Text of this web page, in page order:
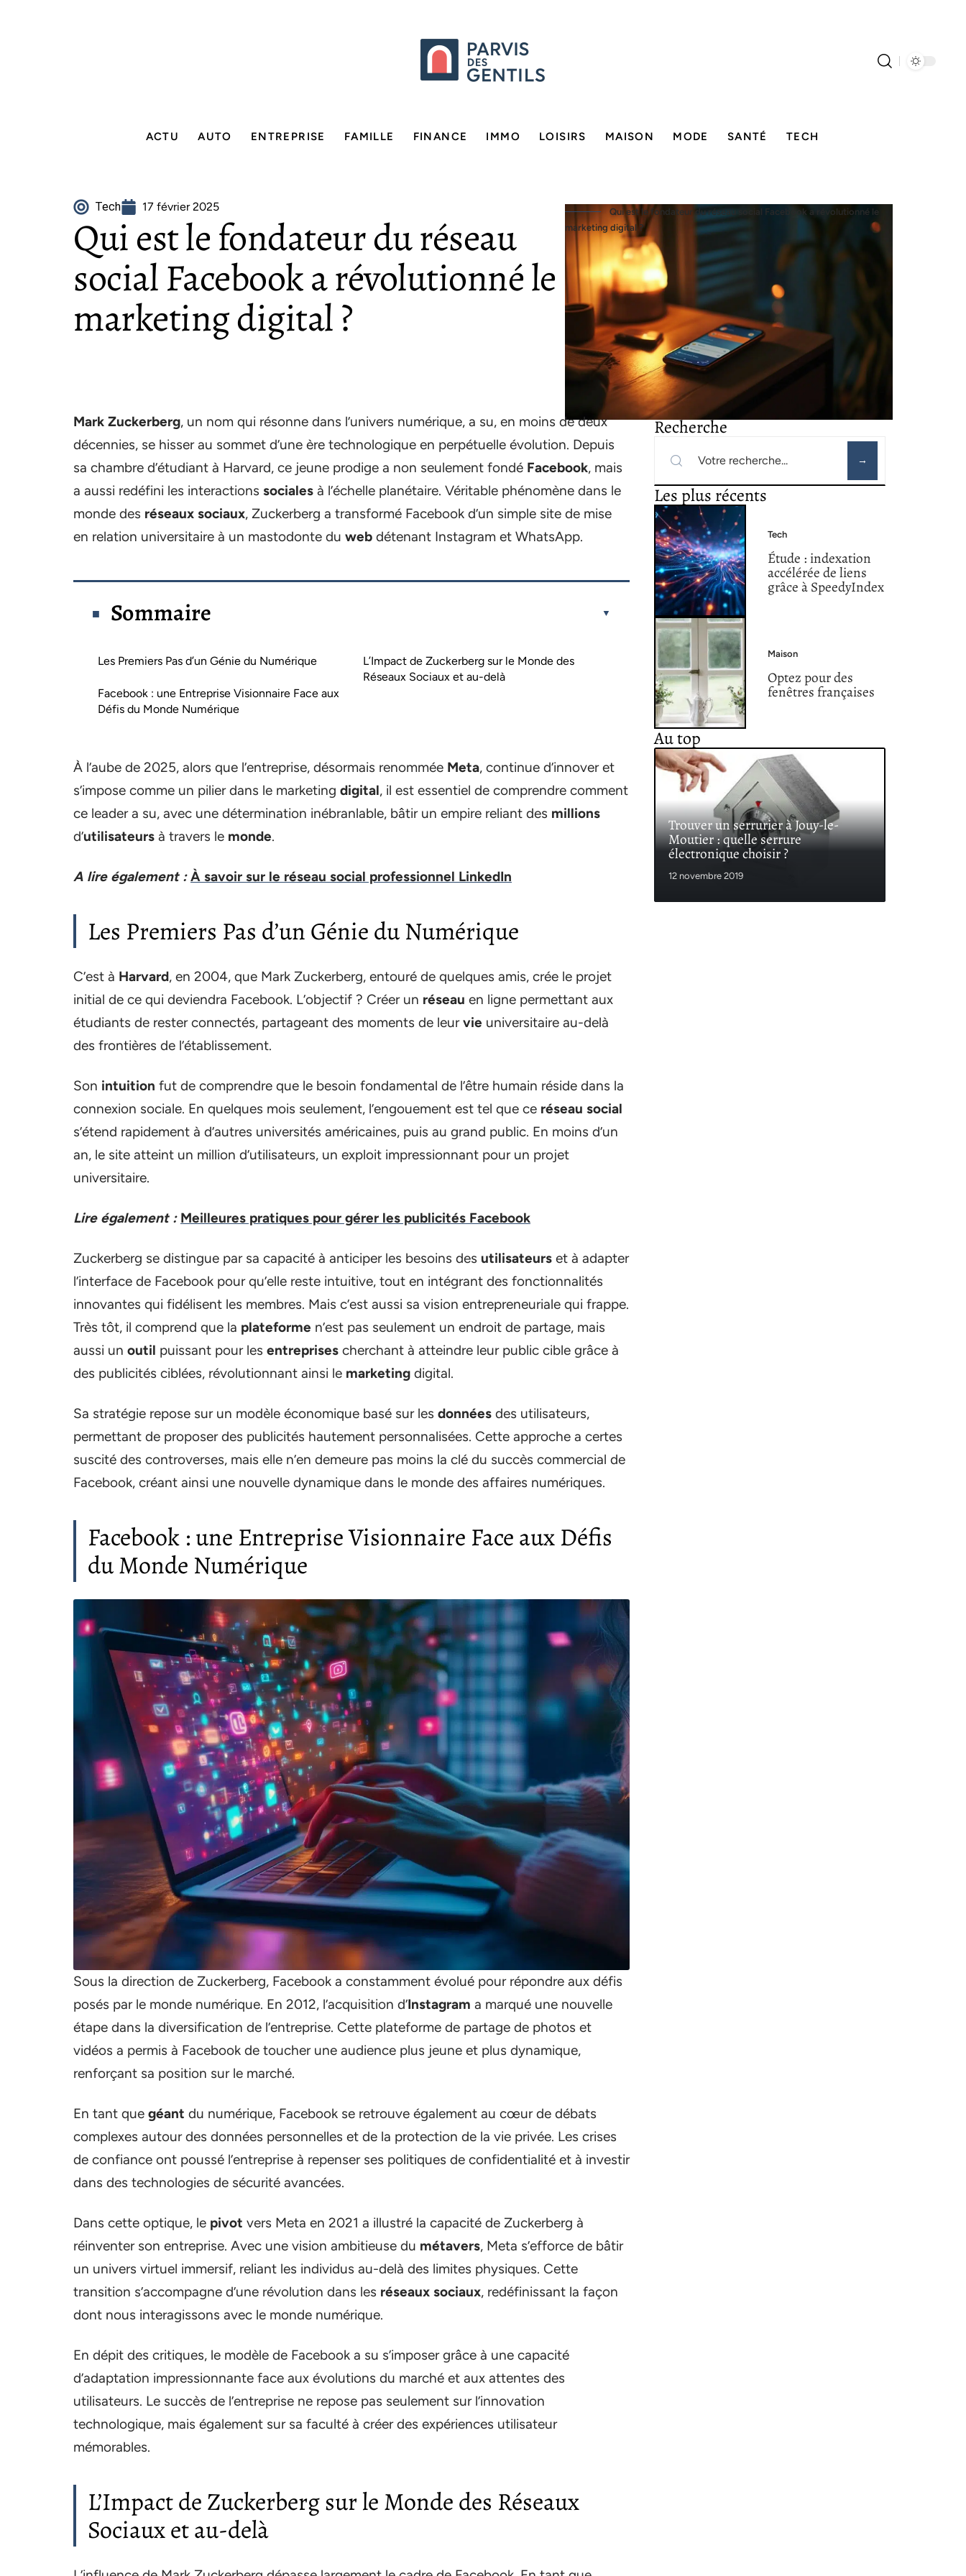
ACTU AUTO ENTREPRISE FAMILLE FINANCE IMMO LOISIRS MAISON MODE SANTÉ TECH
Tech 17 février 2025
Qui est le fondateur du réseau
social Facebook a révolutionné le
marketing digital ?
Qui est le fondateur du réseau social Facebook a révolutionné le
marketing digital ?
Mark Zuckerberg, un nom qui résonne dans l’univers numérique, a su, en moins de deux
décennies, se hisser au sommet d’une ère technologique en perpétuelle évolution. Depuis
sa chambre d’étudiant à Harvard, ce jeune prodige a non seulement fondé Facebook, mais
a aussi redéfini les interactions sociales à l’échelle planétaire. Véritable phénomène dans le
monde des réseaux sociaux, Zuckerberg a transformé Facebook d’un simple site de mise
en relation universitaire à un mastodonte du web détenant Instagram et WhatsApp.
Sommaire
Les Premiers Pas d’un Génie du Numérique
Facebook : une Entreprise Visionnaire Face aux
Défis du Monde Numérique
L’Impact de Zuckerberg sur le Monde des
Réseaux Sociaux et au-delà
À l’aube de 2025, alors que l’entreprise, désormais renommée Meta, continue d’innover et
s’impose comme un pilier dans le marketing digital, il est essentiel de comprendre comment
ce leader a su, avec une détermination inébranlable, bâtir un empire reliant des millions
d’utilisateurs à travers le monde.
A lire également : À savoir sur le réseau social professionnel LinkedIn
Les Premiers Pas d’un Génie du Numérique
C’est à Harvard, en 2004, que Mark Zuckerberg, entouré de quelques amis, crée le projet
initial de ce qui deviendra Facebook. L’objectif ? Créer un réseau en ligne permettant aux
étudiants de rester connectés, partageant des moments de leurvie universitaire au-delà
des frontières de l’établissement.
Son intuition fut de comprendre que le besoin fondamental de l’être humain réside dans la
connexion sociale. En quelques mois seulement, l’engouement est tel que ce réseau social
s’étend rapidement à d’autres universités américaines, puis au grand public. En moins d’un
an, le site atteint un million d’utilisateurs, un exploit impressionnant pour un projet
universitaire.
Lire également : Meilleures pratiques pour gérer les publicités Facebook
Zuckerberg se distingue par sa capacité à anticiper les besoins des utilisateurs et à adapter
l’interface de Facebook pour qu’elle reste intuitive, tout en intégrant des fonctionnalités
innovantes qui fidélisent les membres. Mais c’est aussi sa vision entrepreneuriale qui frappe.
Très tôt, il comprend que la plateforme n’est pas seulement un endroit de partage, mais
aussi un outil puissant pour les entreprises cherchant à atteindre leur public cible grâce à
des publicités ciblées, révolutionnant ainsi le marketing digital.
Sa stratégie repose sur un modèle économique basé sur les données des utilisateurs,
permettant de proposer des publicités hautement personnalisées. Cette approche a certes
suscité des controverses, mais elle n’en demeure pas moins la clé du succès commercial de
Facebook, créant ainsi une nouvelle dynamique dans le monde des affaires numériques.
Facebook : une Entreprise Visionnaire Face aux Défis
du Monde Numérique
Sous la direction de Zuckerberg, Facebook a constamment évolué pour répondre aux défis
posés par le monde numérique. En 2012, l’acquisition d’Instagram a marqué une nouvelle
étape dans la diversification de l’entreprise. Cette plateforme de partage de photos et
vidéos a permis à Facebook de toucher une audience plus jeune et plus dynamique,
renforçant sa position sur le marché.
En tant que géant du numérique, Facebook se retrouve également au cœur de débats
complexes autour des données personnelles et de la protection de la vie privée. Les crises
de confiance ont poussé l’entreprise à repenser ses politiques de confidentialité et à investir
dans des technologies de sécurité avancées.
Dans cette optique, le pivot vers Meta en 2021 a illustré la capacité de Zuckerberg à
réinventer son entreprise. Avec une vision ambitieuse du métavers, Meta s’efforce de bâtir
un univers virtuel immersif, reliant les individus au-delà des limites physiques. Cette
transition s’accompagne d’une révolution dans les réseaux sociaux, redéfinissant la façon
dont nous interagissons avec le monde numérique.
En dépit des critiques, le modèle de Facebook a su s’imposer grâce à une capacité
d’adaptation impressionnante face aux évolutions du marché et aux attentes des
utilisateurs. Le succès de l’entreprise ne repose pas seulement sur l’innovation
technologique, mais également sur sa faculté à créer des expériences utilisateur
mémorables.
L’Impact de Zuckerberg sur le Monde des Réseaux
Sociaux et au-delà
Recherche
Les plus récents
Tech
Étude : indexation
accélérée de liens
grâce à SpeedyIndex
Maison
Optez pour des
fenêtres françaises
Au top
Trouver un serrurier à Jouy-le-
Moutier : quelle serrure
électronique choisir ?
12 novembre 2019